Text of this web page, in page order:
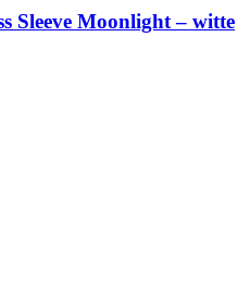
Sleeve Moonlight – witte